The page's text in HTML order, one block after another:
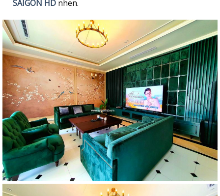
SAIGON HDnhen.